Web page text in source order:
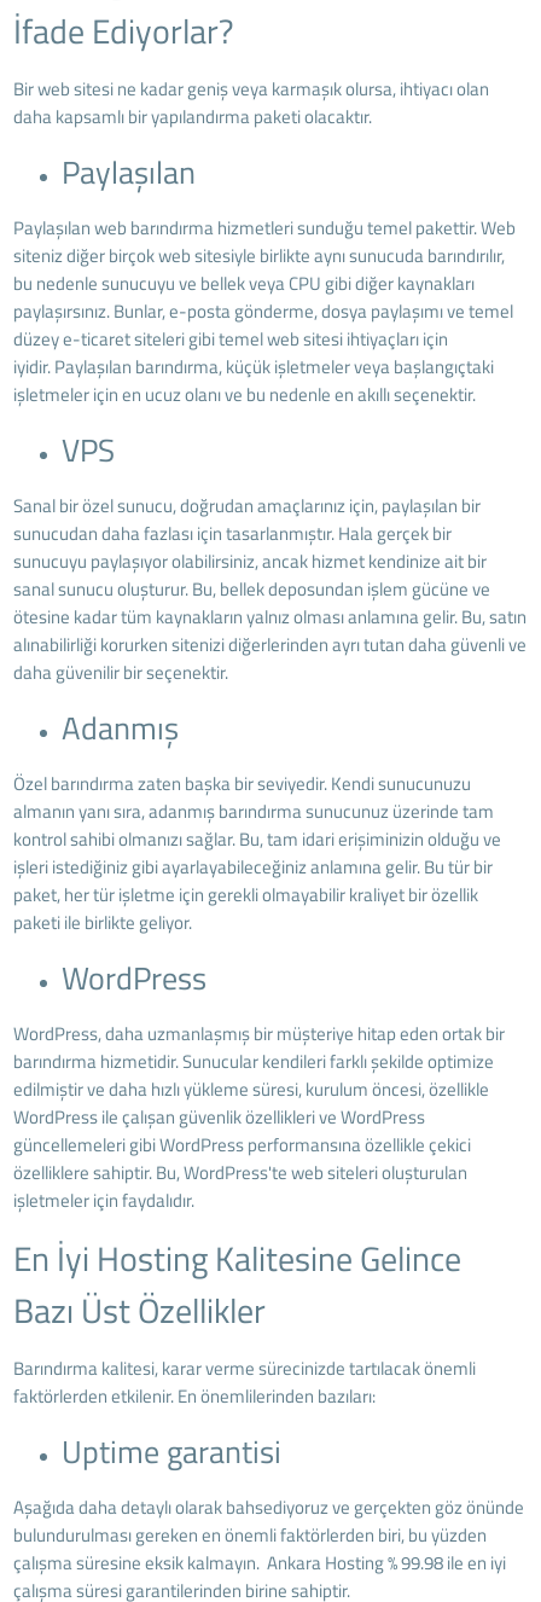
İfade Ediyorlar?
Bir web sitesi ne kadar geniş veya karmaşık olursa, ihtiyacı olan
daha kapsamlı bir yapılandırma paketi olacaktır.
Paylaşılan
Paylaşılan web barındırma hizmetleri sunduğu temel pakettir. Web
siteniz diğer birçok web sitesiyle birlikte aynı sunucuda barındırılır,
bu nedenle sunucuyu ve bellek veya CPU gibi diğer kaynakları
paylaşırsınız. Bunlar, e-posta gönderme, dosya paylaşımı ve temel
düzey e-ticaret siteleri gibi temel web sitesi ihtiyaçları için
iyidir. Paylaşılan barındırma, küçük işletmeler veya başlangıçtaki
işletmeler için en ucuz olanı ve bu nedenle en akıllı seçenektir.
VPS
Sanal bir özel sunucu, doğrudan amaçlarınız için, paylaşılan bir
sunucudan daha fazlası için tasarlanmıştır. Hala gerçek bir
sunucuyu paylaşıyor olabilirsiniz, ancak hizmet kendinize ait bir
sanal sunucu oluşturur. Bu, bellek deposundan işlem gücüne ve
ötesine kadar tüm kaynakların yalnız olması anlamına gelir. Bu, satın
alınabilirliği korurken sitenizi diğerlerinden ayrı tutan daha güvenli ve
daha güvenilir bir seçenektir.
Adanmış
Özel barındırma zaten başka bir seviyedir. Kendi sunucunuzu
almanın yanı sıra, adanmış barındırma sunucunuz üzerinde tam
kontrol sahibi olmanızı sağlar. Bu, tam idari erişiminizin olduğu ve
işleri istediğiniz gibi ayarlayabileceğiniz anlamına gelir. Bu tür bir
paket, her tür işletme için gerekli olmayabilir kraliyet bir özellik
paketi ile birlikte geliyor.
WordPress
WordPress, daha uzmanlaşmış bir müşteriye hitap eden ortak bir
barındırma hizmetidir. Sunucular kendileri farklı şekilde optimize
edilmiştir ve daha hızlı yükleme süresi, kurulum öncesi, özellikle
WordPress ile çalışan güvenlik özellikleri ve WordPress
güncellemeleri gibi WordPress performansına özellikle çekici
özelliklere sahiptir. Bu, WordPress'te web siteleri oluşturulan
işletmeler için faydalıdır.
En İyi Hosting Kalitesine Gelince
Bazı Üst Özellikler
Barındırma kalitesi, karar verme sürecinizde tartılacak önemli
faktörlerden etkilenir. En önemlilerinden bazıları:
Uptime garantisi
Aşağıda daha detaylı olarak bahsediyoruz ve gerçekten göz önünde
bulundurulması gereken en önemli faktörlerden biri, bu yüzden
çalışma süresine eksik kalmayın.Ankara Hosting% 99.98 ile en iyi
çalışma süresi garantilerinden birine sahiptir.